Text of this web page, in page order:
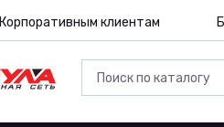
Корпоративным клиентам